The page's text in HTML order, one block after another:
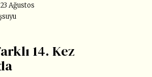
Ağustos
14. Kez